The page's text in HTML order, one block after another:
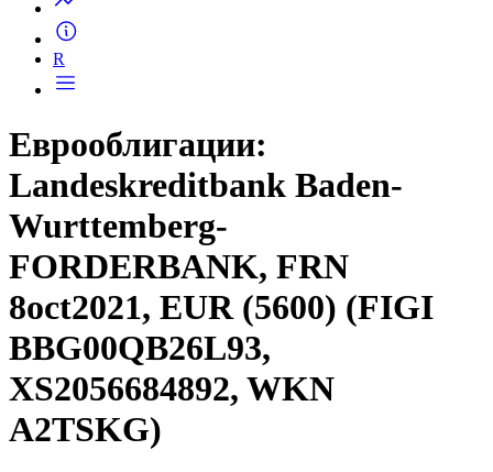
R
Еврооблигации:
Landeskreditbank Baden-
Wurttemberg-
FORDERBANK, FRN
8oct2021, EUR (5600) (FIGI
BBG00QB26L93,
XS2056684892, WKN
A2TSKG)